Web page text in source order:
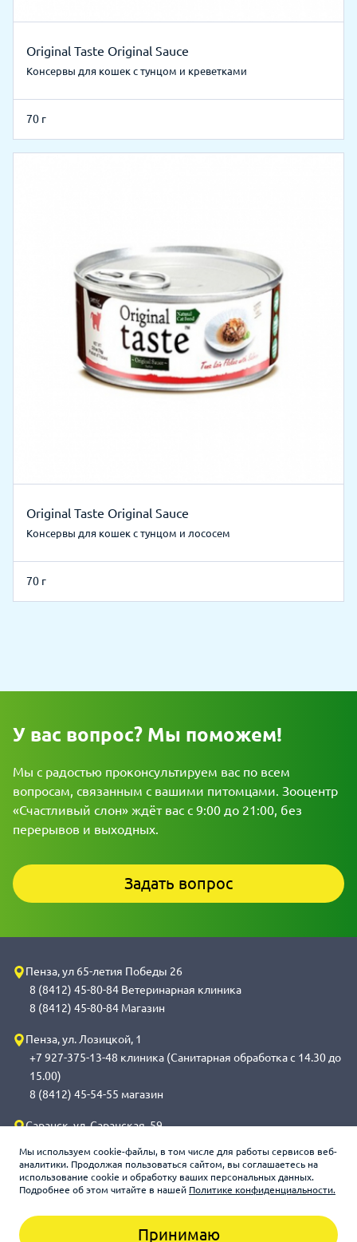
Мы используем cookie-файлы, в том числе для работы сервисов веб-
аналитики. Продолжая пользоваться сайтом, вы соглашаетесь на
использование cookie и обработку ваших персональных данных.
Подробнее об этом читайте в нашей Политике конфиденциальности.
Принимаю
Original Taste Original Sauce
Консервы для кошек с тунцом и креветками
70 г
Original Taste Original Sauce
Консервы для кошек с тунцом и лососем
70 г
У вас вопрос? Мы поможем!
Мы с радостью проконсультируем вас по всем
вопросам, связанным с вашими питомцами. Зооцентр
«Счастливый слон» ждёт вас с 9:00 до 21:00, без
перерывов и выходных.
Задать вопрос
Пенза, ул 65-летия Победы 26
8 (8412) 45-80-84 Ветеринарная клиника
8 (8412) 45-80-84 Магазин
Пенза, ул. Лозицкой, 1
+7 927-375-13-48 клиника (Санитарная обработка с 14.30 до
15.00)
8 (8412) 45-54-55 магазин
Саранск, ул. Саранская, 59
обработка с 14.00 до 14.30)
8 (8342) 272-275 магазин